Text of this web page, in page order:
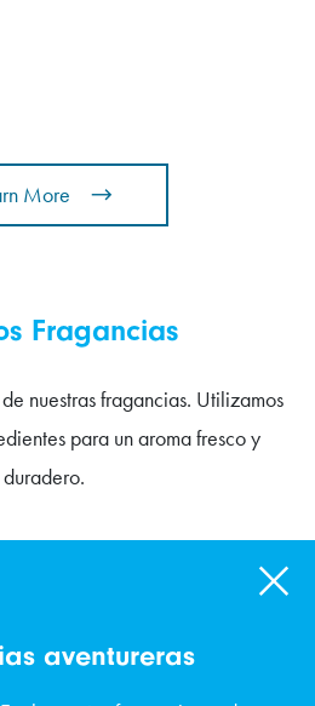
More
Fragancias
nuestras fragancias. Utilizamos
para un aroma fresco y
duradero.
aventureras